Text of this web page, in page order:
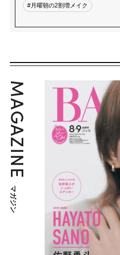
#月曜朝の2割増メイク
MAGAZINE
マガジン